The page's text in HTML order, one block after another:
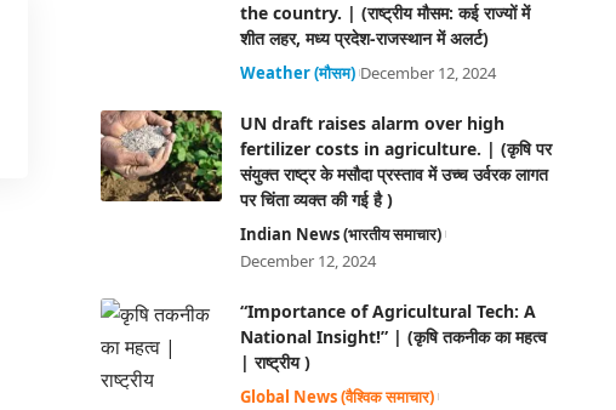
the country. | (राष्ट्रीय मौसम: कई राज्यों में
शीत लहर, मध्य प्रदेश-राजस्थान में अलर्ट)
Weather (मौसम) December 12, 2024
UN draft raises alarm over high
fertilizer costs in agriculture. | (कृषि पर
संयुक्त राष्ट्र के मसौदा प्रस्ताव में उच्च उर्वरक लागत
पर चिंता व्यक्त की गई है )
Indian News (भारतीय समाचार)
December 12, 2024
“Importance of Agricultural Tech: A
National Insight!” | (कृषि तकनीक का महत्व
| राष्ट्रीय )
Global News (वैश्विक समाचार)